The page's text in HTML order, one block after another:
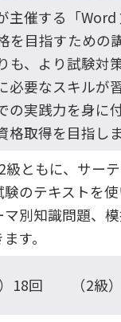
主催する「
を目指すための
も、より試験対
必要なスキルが
の実践力を身に
格取得を目指し
級ともに、サー
験のテキストを
マ別知識問題、
す。
）18回 （2級